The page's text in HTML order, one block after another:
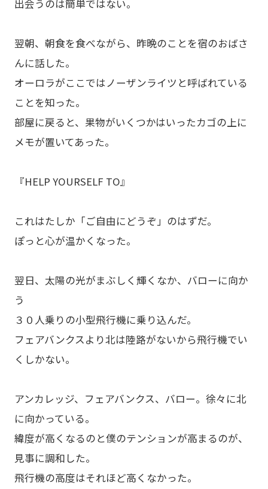
出会うのは簡単ではない。
翌朝、朝食を食べながら、昨晩のことを宿のおばさ
んに話した。
オーロラがここではノーザンライツと呼ばれている
ことを知った。
部屋に戻ると、果物がいくつかはいったカゴの上に
メモが置いてあった。
『HELP YOURSELF TO』
これはたしか「ご自由にどうぞ」のはずだ。
ぽっと心が温かくなった。
翌日、太陽の光がまぶしく輝くなか、バローに向か
う
３０人乗りの小型飛行機に乗り込んだ。
フェアバンクスより北は陸路がないから飛行機でい
くしかない。
アンカレッジ、フェアバンクス、バロー。徐々に北
に向かっている。
緯度が高くなるのと僕のテンションが高まるのが、
見事に調和した。
飛行機の高度はそれほど高くなかった。